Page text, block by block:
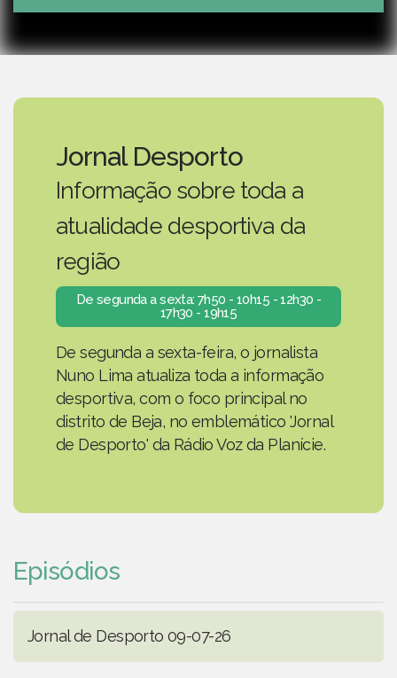
Play Mute
Jornal Desporto
Informação sobre toda a
atualidade desportiva da
região
De segunda a sexta: 7h50 - 10h15 - 12h30 -
17h30 - 19h15
De segunda a sexta-feira, o jornalista
Nuno Lima atualiza toda a informação
desportiva, com o foco principal no
distrito de Beja, no emblemático 'Jornal
de Desporto' da Rádio Voz da Planície.
Episódios
Jornal de Desporto 09-07-26